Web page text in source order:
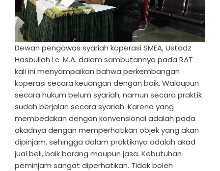
Dewan pengawas syariah koperasi SMEA, Ustadz
Hasbullah Lc. M.A. dalam sambutannya pada RAT
kali ini menyampaikan bahwa perkembangan
koperasi secara keuangan dengan baik. Walaupun
secara hukum belum syariah, namun secara praktik
sudah berjalan secara syariah. Karena yang
membedakan dengan konvensional adalah pada
akadnya dengan memperhatikan objek yang akan
dipinjam, sehingga dalam praktiknya adalah akad
jual beli, baik barang maupun jasa. Kebutuhan
peminjam sangat diperhatikan. Tidak boleh